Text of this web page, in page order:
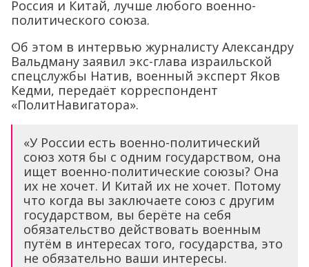
Россия и Китай, лучше любого военно-
политического союза.
Об этом в интервью журналисту Александру
Вальдману заявил экс-глава израильской
спецслужбы Натив, военный эксперт Яков
Кедми, передаёт корреспондент
«ПолитНавигатора».
«У России есть военно-политический
союз хотя бы с одним государством, она
ищет военно-политические союзы? Она
их не хочет. И Китай их не хочет. Потому
что когда вы заключаете союз с другим
государством, вы берёте на себя
обязательство действовать военным
путём в интересах того, государства, это
не обязательно ваши интересы.